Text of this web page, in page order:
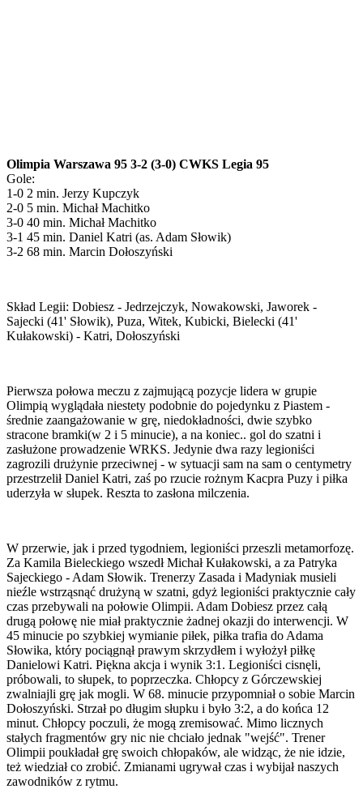
Olimpia Warszawa 95 3-2 (3-0) CWKS Legia 95
Gole:
1-0 2 min. Jerzy Kupczyk
2-0 5 min. Michał Machitko
3-0 40 min. Michał Machitko
3-1 45 min. Daniel Katri (as. Adam Słowik)
3-2 68 min. Marcin Dołoszyński
Skład Legii: Dobiesz - Jedrzejczyk, Nowakowski, Jaworek -
Sajecki (41' Słowik), Puza, Witek, Kubicki, Bielecki (41'
Kułakowski) - Katri, Dołoszyński
Pierwsza połowa meczu z zajmującą pozycje lidera w grupie
Olimpią wyglądała niestety podobnie do pojedynku z Piastem -
średnie zaangażowanie w grę, niedokładności, dwie szybko
stracone bramki(w 2 i 5 minucie), a na koniec.. gol do szatni i
zasłużone prowadzenie WRKS. Jedynie dwa razy legioniści
zagrozili drużynie przeciwnej - w sytuacji sam na sam o centymetry
przestrzelił Daniel Katri, zaś po rzucie rożnym Kacpra Puzy i piłka
uderzyła w słupek. Reszta to zasłona milczenia.
W przerwie, jak i przed tygodniem, legioniści przeszli metamorfozę.
Za Kamila Bieleckiego wszedł Michał Kułakowski, a za Patryka
Sajeckiego - Adam Słowik. Trenerzy Zasada i Madyniak musieli
nieźle wstrząsnąć drużyną w szatni, gdyż legioniści praktycznie cały
czas przebywali na połowie Olimpii. Adam Dobiesz przez całą
drugą połowę nie miał praktycznie żadnej okazji do interwencji. W
45 minucie po szybkiej wymianie piłek, piłka trafia do Adama
Słowika, który pociągnął prawym skrzydłem i wyłożył piłkę
Danielowi Katri. Piękna akcja i wynik 3:1. Legioniści cisnęli,
próbowali, to słupek, to poprzeczka. Chłopcy z Górczewskiej
zwalniajli grę jak mogli. W 68. minucie przypomniał o sobie Marcin
Dołoszyński. Strzał po długim słupku i było 3:2, a do końca 12
minut. Chłopcy poczuli, że mogą zremisować. Mimo licznych
stałych fragmentów gry nic nie chciało jednak "wejść". Trener
Olimpii poukładał grę swoich chłopaków, ale widząc, że nie idzie,
też wiedział co zrobić. Zmianami ugrywał czas i wybijał naszych
zawodników z rytmu.